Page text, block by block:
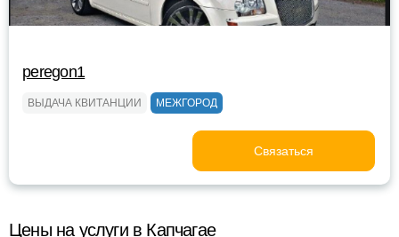
peregon1
ВЫДАЧА КВИТАНЦИИ МЕЖГОРОД
Связаться
Цены на услуги в Капчагае